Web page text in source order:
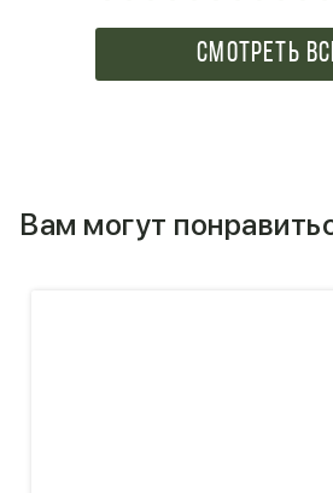
СМОТРЕТЬ
Вам могут